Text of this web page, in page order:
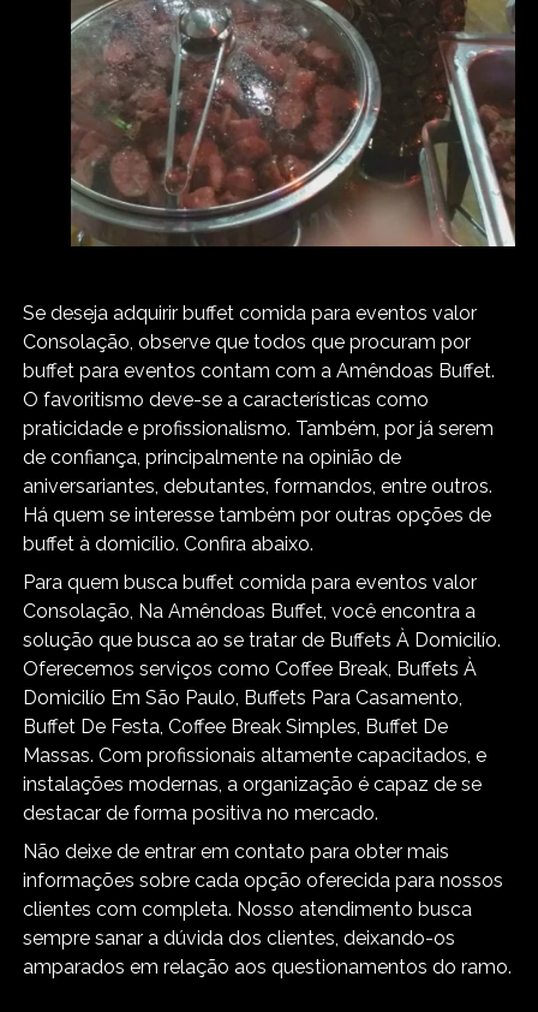
Se deseja adquirir buffet comida para eventos valor
Consolação, observe que todos que procuram por
buffet para eventos contam com a Amêndoas Buffet.
O favoritismo deve-se a características como
praticidade e profissionalismo. Também, por já serem
de confiança, principalmente na opinião de
aniversariantes, debutantes, formandos, entre outros.
Há quem se interesse também por outras opções de
buffet à domicílio. Confira abaixo.
Para quem busca buffet comida para eventos valor
Consolação, Na Amêndoas Buffet, você encontra a
solução que busca ao se tratar de Buffets À Domicilío.
Oferecemos serviços como Coffee Break, Buffets À
Domicilío Em São Paulo, Buffets Para Casamento,
Buffet De Festa, Coffee Break Simples, Buffet De
Massas. Com profissionais altamente capacitados, e
instalações modernas, a organização é capaz de se
destacar de forma positiva no mercado.
Não deixe de entrar em contato para obter mais
informações sobre cada opção oferecida para nossos
clientes com completa. Nosso atendimento busca
sempre sanar a dúvida dos clientes, deixando-os
amparados em relação aos questionamentos do ramo.